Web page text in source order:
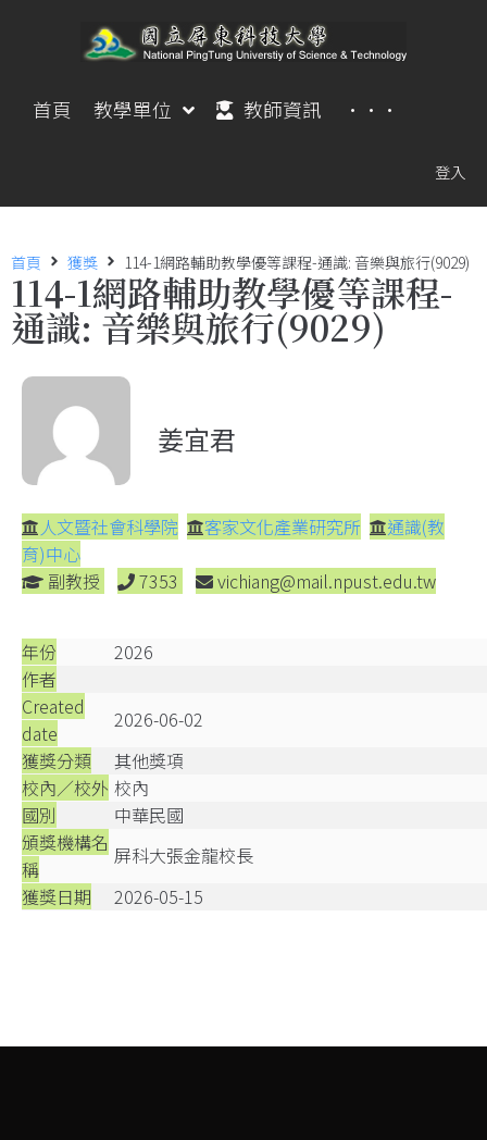
首頁 教學單位 教師資訊 ···
登入
首頁 獲獎 114-1網路輔助教學優等課程-通識: 音樂與旅行(9029)
114-1網路輔助教學優等課程-
通識: 音樂與旅行(9029)
姜宜君
人文暨社會科學院 客家文化產業研究所
通識(教
育)中心
副教授
7353 vichiang@mail.npust.edu.tw
年份
2026
作者
Created
date
2026-06-02
獲獎分類
其他獎項
校內／校外 校內
國別
中華民國
頒獎機構名
稱
屏科大張金龍校長
獲獎日期
2026-05-15